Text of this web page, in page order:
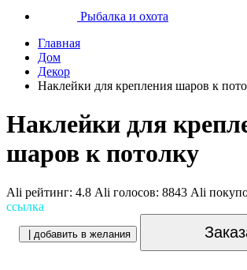
Рыбалка и охота
Главная
Дом
Декор
Наклейки для крепления шаров к
Наклейки для
шаров к потолку
Ali рейтинг: 4.8 Ali голосов: 8843 Ali
ссылка
| добавить в желания